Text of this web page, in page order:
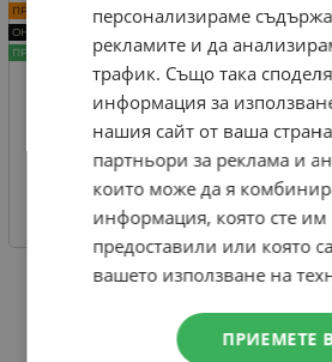
Лед фар V9CP- 550Lm
29.34 лв.
ПРОМО -40%
ОНЛАЙН
ПРЕПОРЪЧАН
ПРОМО -
персонализираме
рекламите и да
трафик. Също така
информация за
нашия сайт от ваша
партньори за реклама и
които може да я
информация, която сте им
предоставили или която
вашето използване на
ПРИЕМЕТЕ